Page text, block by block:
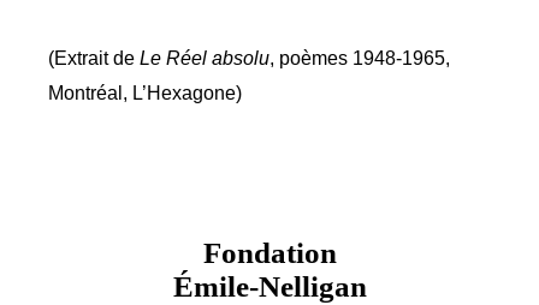
(Extrait de Le Réel absolu, poèmes 1948-1965,
Montréal, L’Hexagone)
Fondation
Émile-Nelligan